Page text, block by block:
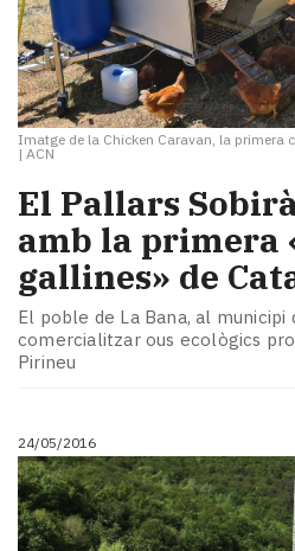
Imatge de la Chicken Caravan, la primera
| ACN
El Pallars
amb la primera
gallines» de
El poble de La Bana, al
comercialitzar ous ecològics
Pirineu
24/05/2016